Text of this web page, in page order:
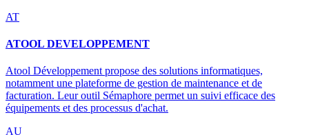
AT
ATOOL DEVELOPPEMENT
Atool Développement propose des solutions informatiques,
notamment une plateforme de gestion de maintenance et de
facturation. Leur outil Sémaphore permet un suivi efficace des
équipements et des processus d'achat.
AU